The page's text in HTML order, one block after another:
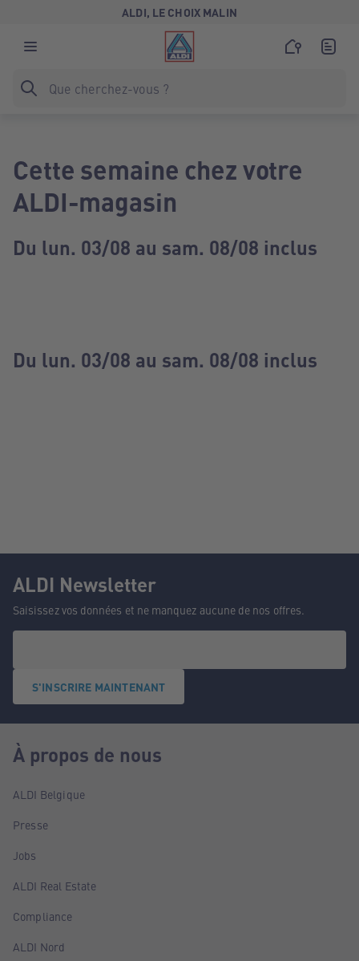
ALDI, LE CHOIX MALIN
Cette semaine chez votre
ALDI-magasin
Du lun. 03/08 au sam. 08/08 inclus
Du lun. 03/08 au sam. 08/08 inclus
ALDI Newsletter
Saisissez vos données et ne manquez aucune de nos offres.
S'INSCRIRE MAINTENANT
À propos de nous
ALDI Belgique
Presse
Jobs
ALDI Real Estate
Compliance
ALDI Nord